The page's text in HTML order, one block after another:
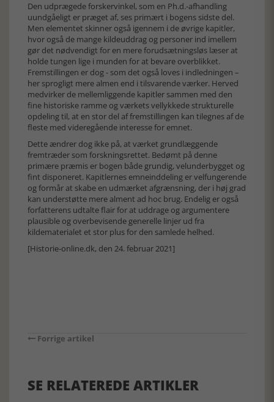
Den udprægede forskervinkel, som en Ph.d.-afhandling
uundgåeligt er præget af, ses primært i bogens sidste del.
Men elementet skinner også igennem i de øvrige kapitler,
hvor også de mange kildeuddrag og personer ind imellem
gør det nødvendigt for en mere forudsætningsløs læser at
holde tungen lige i munden for at bevare overblikket.
Fremstillingen er dog - som det også loves i indledningen –
her sprogligt mere almen end i tilsvarende værker. Herved
medvirker de mellemliggende kapitler sammen med den
fine historiske ramme og værkets vellykkede strukturelle
opdeling til, at en stor del af fremstillingen kan tilegnes af de
fleste med videregående interesse for emnet.
Dette ændrer dog ikke på, at værket grundlæggende
fremtræder som forskningsrettet. Bedømt på denne
primære præmis er bogen både grundig, velunderbygget og
fint disponeret. Kapitlernes emneinddeling er velfungerende
og formår at skabe en udmærket afgrænsning, der i høj grad
kan understøtte mere alment ad hoc brug. Endelig er også
forfatterens udtalte flair for at uddrage og argumentere
plausible og overbevisende generelle linjer ud fra
kildematerialet et stor plus for den samlede helhed.
[Historie-online.dk, den 24. februar 2021]
Forrige artikel
SE RELATEREDE ARTIKLER